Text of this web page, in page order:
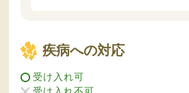
疾病への対応
受け入れ可